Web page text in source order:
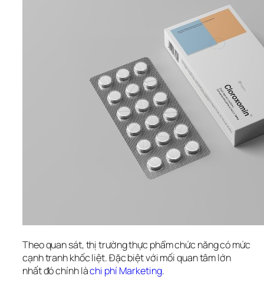
Theo quan sát, thị trường thực phẩm chức năng có mức
cạnh tranh khốc liệt. Đặc biệt với mối quan tâm lớn
nhất đó chính là chi phí Marketing.